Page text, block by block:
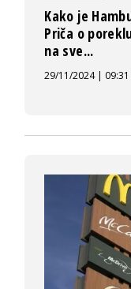
Kako je
Priča o
na sve...
29/11/2024 | 09:31